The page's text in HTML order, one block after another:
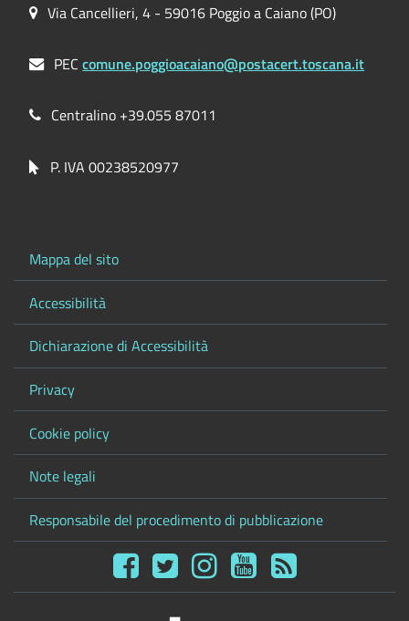
Via Cancellieri, 4 - 59016 Poggio a Caiano (PO)
PECcomune.poggioacaiano@postacert.toscana.it
Centralino +39.055 87011
P. IVA 00238520977
Mappa del sito
Accessibilità
Dichiarazione di Accessibilità
Privacy
Cookie policy
Note legali
Responsabile del procedimento di pubblicazione